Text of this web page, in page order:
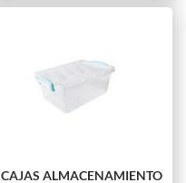
CAJAS ALMACENAMIENTO